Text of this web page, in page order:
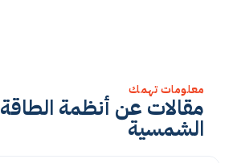
معلومات تهمك
مقالات عن أنظمة الطاقة
الشمسية